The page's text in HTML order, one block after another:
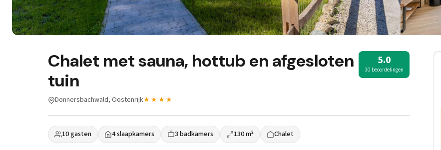
Chalet met sauna, hottub en afgesloten
tuin
5.0
30 beoordelingen
Donnersbachwald, Oostenrijk★★★★
10 gasten 4 slaapkamers 3 badkamers 130 m² Chalet